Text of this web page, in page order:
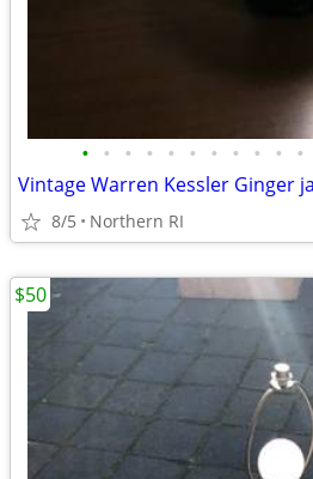
• • • • • • • • • • •
8/5 Northern RI
$50